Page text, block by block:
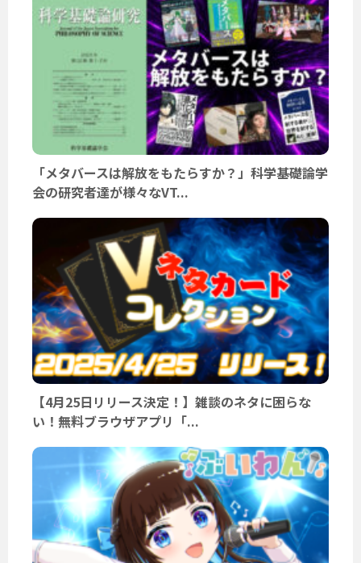
「メタバースは解放をもたらすか？」科学基礎論学
会の研究者達が様々なVT...
【4月25日リリース決定！】雑談のネタに困らな
い！無料ブラウザアプリ「...